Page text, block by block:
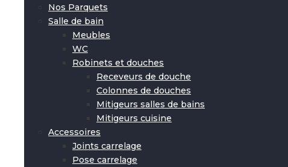
Nos Parquets
Salle de bain
Meubles
WC
Robinets et douches
Receveurs de douche
Colonnes de douches
Mitigeurs salles de bains
Mitigeurs cuisine
Accessoires
Joints carrelage
Pose carrelage